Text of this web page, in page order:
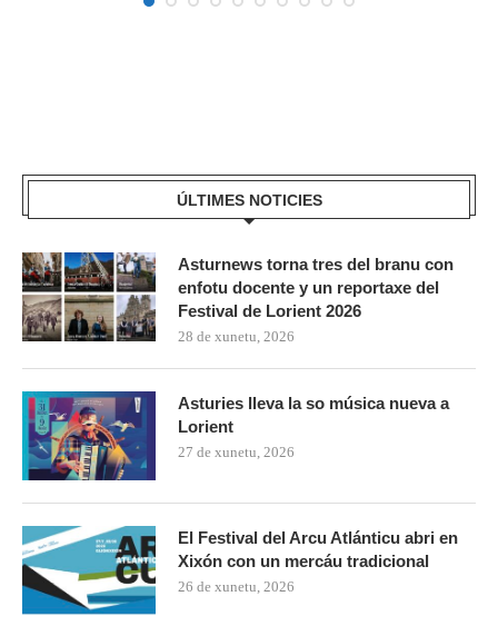
ÚLTIMES NOTICIES
Asturnews torna tres del branu con
enfotu docente y un reportaxe del
Festival de Lorient 2026
28 de xunetu, 2026
Asturies lleva la so música nueva a
Lorient
27 de xunetu, 2026
El Festival del Arcu Atlánticu abri en
Xixón con un mercáu tradicional
26 de xunetu, 2026